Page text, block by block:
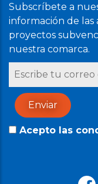
Subscríbete a
información de las
proyectos
nuestra comarca.
Acepto las